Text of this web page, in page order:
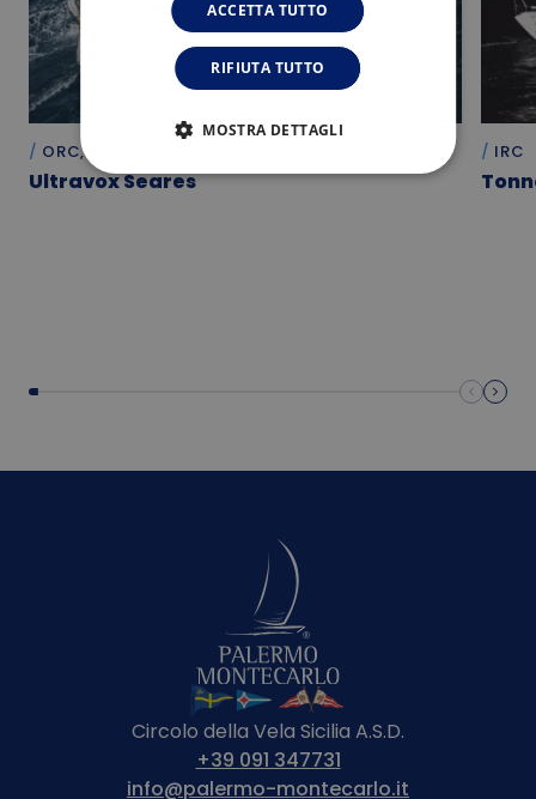
ORC, X2
Ultravox Seares
IRC
Circolo della Vela Sicilia A.S.D.
+39 091 347731
info@palermo-montecarlo.it
ACCETTA TUTTO
RIFIUTA TUTTO
MOSTRA DETTAGLI